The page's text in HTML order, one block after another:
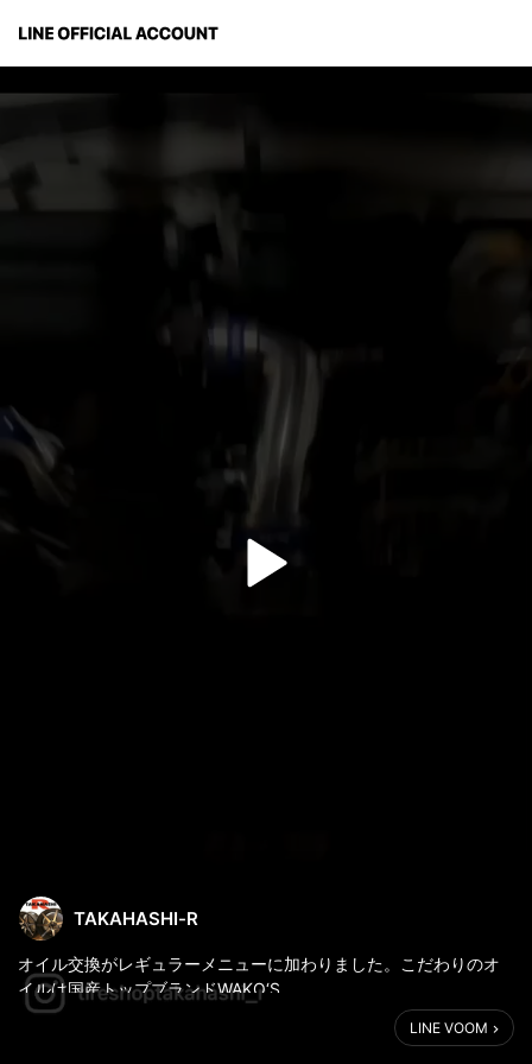
TAKAHASHI-R
オイル交換がレギュラーメニューに加わりました。こだわりのオ
イルは国産トップブランドWAKO‘S。
さらにプロショップ専売モデルのEXクルーズにてご提供。
LINE VOOM